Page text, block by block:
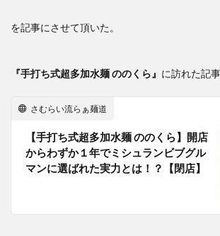
を記事にさせて頂いた。
『手打ち式超多加水麺 ののくら』 に訪れた記
さむらい流らぁ麺道
【手打ち式超多加水麺 ののくら】開店
からわずか１年でミシュランビブグル
マンに選ばれた実力とは！？【閉店】